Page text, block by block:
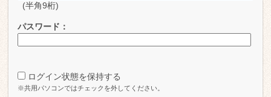
(半角9桁)
パスワード：
ログイン状態を保持する
※共用パソコンではチェックを外してください。